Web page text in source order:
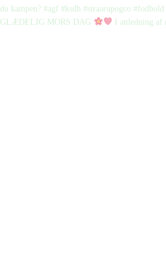
GLÆDELIG MORS DAG I anledning af